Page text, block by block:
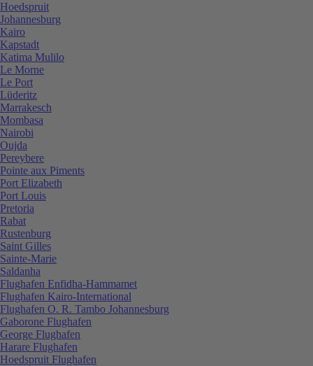
Hoedspruit
Johannesburg
Kairo
Kapstadt
Katima Mulilo
Le Morne
Le Port
Lüderitz
Marrakesch
Mombasa
Nairobi
Oujda
Pereybere
Pointe aux Piments
Port Elizabeth
Port Louis
Pretoria
Rabat
Rustenburg
Saint Gilles
Sainte-Marie
Saldanha
Flughafen Enfidha-Hammamet
Flughafen Kairo-International
Flughafen O. R. Tambo Johannesburg
Gaborone Flughafen
George Flughafen
Harare Flughafen
Hoedspruit Flughafen